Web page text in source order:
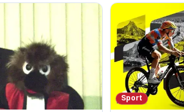
Sport